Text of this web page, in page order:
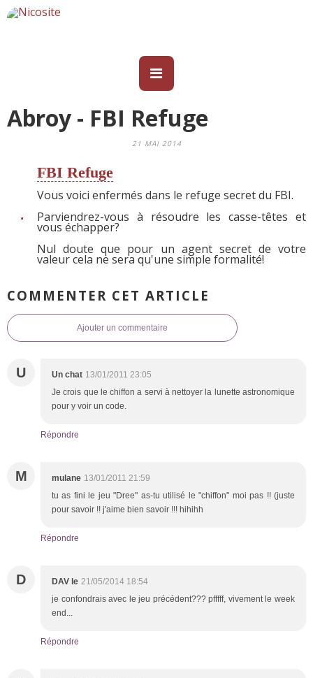
Abroy - FBI Refuge
21 MAI 2014
FBI Refuge
Vous voici enfermés dans le refuge secret du FBI.
Parviendrez-vous à résoudre les casse-têtes et
vous échapper?
Nul doute que pour un agent secret de votre
valeur cela ne sera qu'une simple formalité!
COMMENTER CET ARTICLE
Ajouter un commentaire
U Un chat 13/01/2011 23:05
Je crois que le chiffon a servi à nettoyer la lunette astronomique
pour y voir un code.
Répondre
M mulane 13/01/2011 21:59
tu as fini le jeu "Dree" as-tu utilisé le "chiffon" moi pas !! (juste
pour savoir !! j'aime bien savoir !!! hihihh
Répondre
D DAV le 21/05/2014 18:54
je confondrais avec le jeu précédent??? pfffff, vivement le week
end...
Répondre